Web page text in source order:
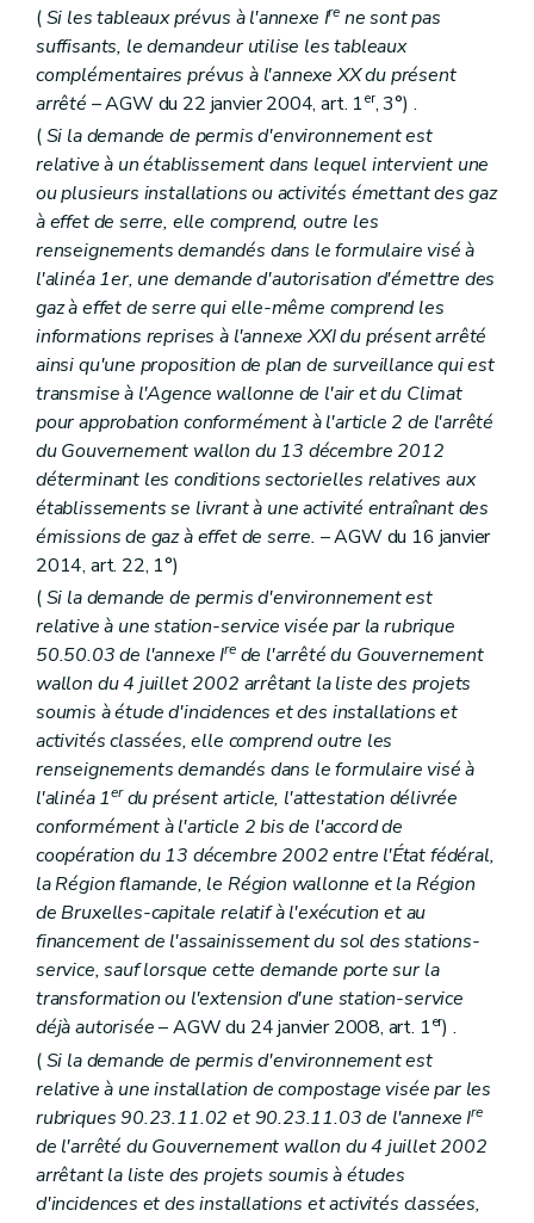
(Si les tableaux prévus à l'annexe Irene sont pas
suffisants, le demandeur utilise les tableaux
complémentaires prévus à l'annexe XX du présent
arrêté – AGW du 22 janvier 2004, art. 1er, 3°) .
(Si la demande de permis d'environnement est
relative à un établissement dans lequel intervient une
ou plusieurs installations ou activités émettant des gaz
à effet de serre, elle comprend, outre les
renseignements demandés dans le formulaire visé à
l'alinéa 1er, une demande d'autorisation d'émettre des
gaz à effet de serre qui elle-même comprend les
informations reprises à l'annexe XXI du présent arrêté
ainsi qu'une proposition de plan de surveillance qui est
transmise à l'Agence wallonne de l'air et du Climat
pour approbation conformément à l'article 2 de l'arrêté
du Gouvernement wallon du 13 décembre 2012
déterminant les conditions sectorielles relatives aux
établissements se livrant à une activité entraînant des
émissions de gaz à effet de serre. – AGW du 16 janvier
2014, art. 22, 1°)
(Si la demande de permis d'environnement est
relative à une station-service visée par la rubrique
50.50.03 de l'annexe Irede l'arrêté du Gouvernement
wallon du 4 juillet 2002 arrêtant la liste des projets
soumis à étude d'incidences et des installations et
activités classées, elle comprend outre les
renseignements demandés dans le formulaire visé à
l'alinéa 1erdu présent article, l'attestation délivrée
conformément à l'article 2bisde l'accord de
coopération du 13 décembre 2002 entre l'État fédéral,
la Région flamande, le Région wallonne et la Région
de Bruxelles-capitale relatif à l'exécution et au
financement de l'assainissement du sol des stations-
service, sauf lorsque cette demande porte sur la
transformation ou l'extension d'une station-service
déjà autorisée– AGW du 24 janvier 2008, art. 1er) .
(Si la demande de permis d'environnement est
relative à une installation de compostage visée par les
rubriques 90.23.11.02 et 90.23.11.03 de l'annexe Ire
de l'arrêté du Gouvernement wallon du 4 juillet 2002
arrêtant la liste des projets soumis à études
d'incidences et des installations et activités classées,